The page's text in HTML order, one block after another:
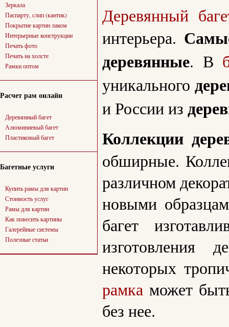
Зеркала
Паспарту, слип (кантик)
Покрытие картин лаком
Интерьерные конструкции
Печать фото
Печать на холсте
Рамки оптом
Расчет рам онлайн
Деревянный багет
Алюминиевый багет
Пластиковый багет
Багетные услуги
Купить рамы для картин
Стоимость услуг
Рамы для картин
Как повесить картины
Галерейные системы
Полезные статьи
Деревянный
интерьера.
деревянные. В
уникального
и России из
Коллекции
обширные.
различном
новыми
багет
изготовления
некоторых
рамка может
без нее.